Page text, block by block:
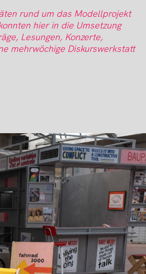
rund um das Modellprojekt
hier in die Umsetzung
Lesungen, Konzerte,
mehrwöchige Diskurswerkstatt